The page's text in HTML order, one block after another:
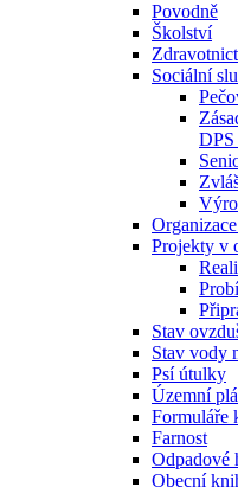
Povodně
Školství
Sociální
Projekty v
Stav
Stav vody
Psí útulky
Územní
Formuláře
Farnost
Odpadové
Obecní